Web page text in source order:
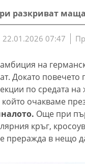
разкриват
22.01.2026 07:47
на
Докато повечето
по средата
очакваме
Още при
кръг,
преражда в нещо